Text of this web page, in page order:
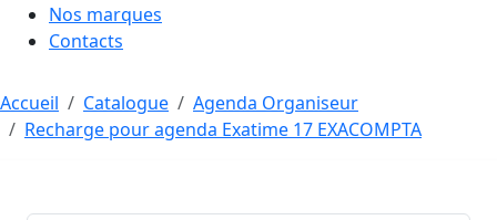
Nos marques
Contacts
Accueil Catalogue
Agenda Organiseur
Recharge pour agenda Exatime 17 EXACOMPTA